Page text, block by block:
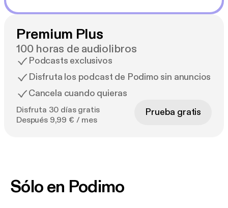
Premium Plus
100 horas de audiolibros
Podcasts exclusivos
Disfruta los podcast de Podimo sin anuncios
Cancela cuando quieras
Disfruta 30 días gratis
Después 9,99 € / mes
Prueba gratis
Sólo en Podimo